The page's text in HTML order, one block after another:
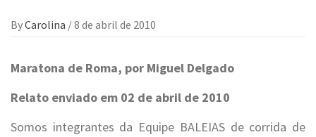
ByCarolina /8 de abril de 2010
Maratona de Roma, por Miguel Delgado
Relato enviado em 02 de abril de 2010
Somos integrantes da Equipe BALEIAS de corrida de